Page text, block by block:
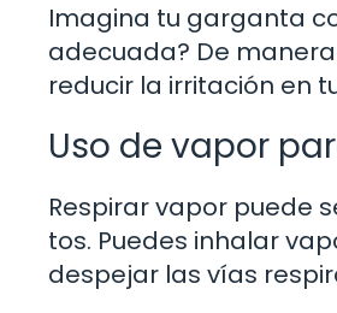
Imagina tu garganta
adecuada? De
reducir la irritación en
Uso de vapor
Respirar vapor puede
tos. Puedes inhalar
despejar las vías